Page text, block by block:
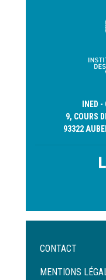
INED
9, COURS
93322
Menu
de
CONTACT
MENTIONS